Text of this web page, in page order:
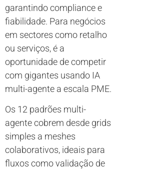
garantindo compliance e
fiabilidade. Para negócios
em sectores como retalho
ou serviços, é a
oportunidade de competir
com gigantes usando IA
multi-agente a escala PME.
Os 12 padrões multi-
agente cobrem desde grids
simples a meshes
colaborativos, ideais para
fluxos como validação de